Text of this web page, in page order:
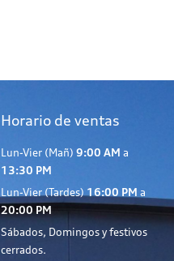
Horario de ventas
Lun-Vier (Mañ) 9:00 AM a
13:30 PM
Lun-Vier (Tardes) 16:00 PM a
20:00 PM
Sábados, Domingos y festivos
cerrados.